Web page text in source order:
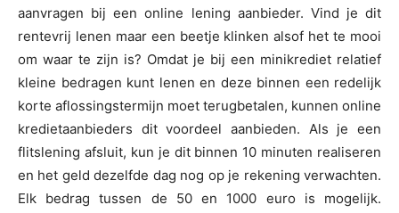
aanvragen bij een online lening aanbieder. Vind je dit
rentevrij lenen maar een beetje klinken alsof het te mooi
om waar te zijn is? Omdat je bij een minikrediet relatief
kleine bedragen kunt lenen en deze binnen een redelijk
korte aflossingstermijn moet terugbetalen, kunnen online
kredietaanbieders dit voordeel aanbieden. Als je een
flitslening afsluit, kun je dit binnen 10 minuten realiseren
en het geld dezelfde dag nog op je rekening verwachten.
Elk bedrag tussen de 50 en 1000 euro is mogelijk.